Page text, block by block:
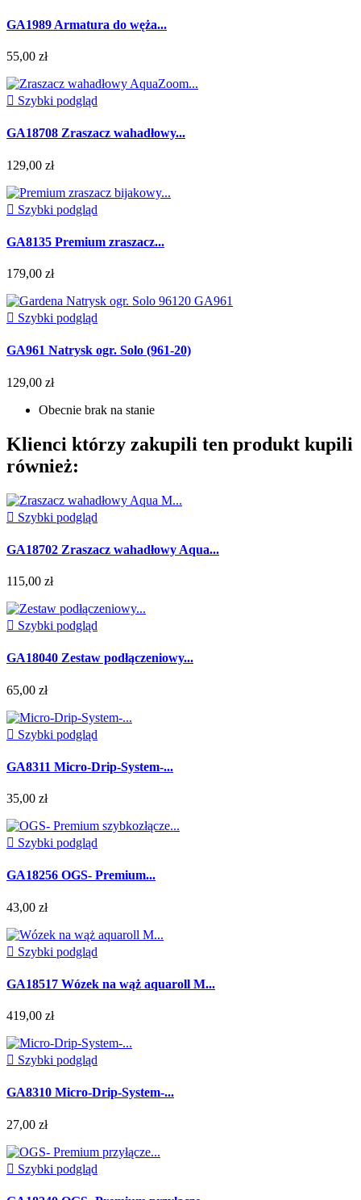
GA1989 Armatura do węża...
55,00 zł
 Szybki podgląd
GA18708 Zraszacz wahadłowy...
129,00 zł
 Szybki podgląd
GA8135 Premium zraszacz...
179,00 zł
 Szybki podgląd
GA961 Natrysk ogr. Solo (961-20)
129,00 zł
Obecnie brak na stanie
Klienci którzy zakupili ten produkt kupili
również:
 Szybki podgląd
GA18702 Zraszacz wahadłowy Aqua...
115,00 zł
 Szybki podgląd
GA18040 Zestaw podłączeniowy...
65,00 zł
 Szybki podgląd
GA8311 Micro-Drip-System-...
35,00 zł
 Szybki podgląd
GA18256 OGS- Premium...
43,00 zł
 Szybki podgląd
GA18517 Wózek na wąż aquaroll M...
419,00 zł
 Szybki podgląd
GA8310 Micro-Drip-System-...
27,00 zł
 Szybki podgląd